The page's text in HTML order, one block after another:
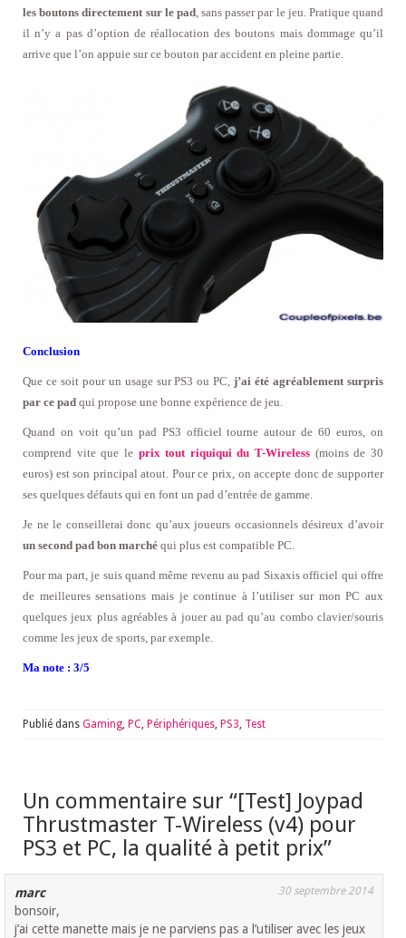
les boutons directement sur le pad, sans passer par le jeu. Pratique quand
il n’y a pas d’option de réallocation des boutons mais dommage qu’il
arrive que l’on appuie sur ce bouton par accident en pleine partie.
Conclusion
Que ce soit pour un usage sur PS3 ou PC,j’ai été agréablement surpris
par ce pad qui propose une bonne expérience de jeu.
Quand on voit qu’un pad PS3 officiel tourne autour de 60 euros, on
comprend vite que le prix tout riquiqui du T-Wireless (moins de 30
euros) est son principal atout. Pour ce prix, on accepte donc de supporter
ses quelques défauts qui en font un pad d’entrée de gamme.
Je ne le conseillerai donc qu’aux joueurs occasionnels désireux d’avoir
un second pad bon marché qui plus est compatible PC.
Pour ma part, je suis quand même revenu au pad Sixaxis officiel qui offre
de meilleures sensations mais je continue à l’utiliser sur mon PC aux
quelques jeux plus agréables à jouer au pad qu’au combo clavier/souris
comme les jeux de sports, par exemple.
Ma note : 3/5
Publié dans Gaming, PC, Périphériques, PS3, Test
Un commentaire sur “[Test] Joypad
Thrustmaster T-Wireless (v4) pour
PS3 et PC, la qualité à petit prix”
marc 30 septembre 2014
bonsoir,
j’ai cette manette mais je ne parviens pas a l’utiliser avec les jeux